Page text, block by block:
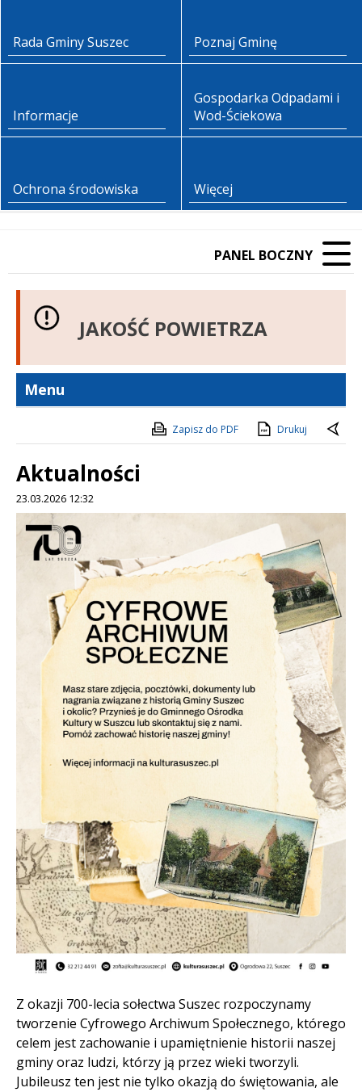
Rada Gminy Suszec Poznaj Gminę
Informacje
Gospodarka Odpadami i
Wod-Ściekowa
Ochrona środowiska Więcej
PANEL BOCZNY
JAKOŚĆ POWIETRZA
Menu
Zapisz do PDF Drukuj
Aktualności
23.03.2026 12:32
Treść
Z okazji 700-lecia sołectwa Suszec rozpoczynamy
tworzenie Cyfrowego Archiwum Społecznego, którego
celem jest zachowanie i upamiętnienie historii naszej
gminy oraz ludzi, którzy ją przez wieki tworzyli.
Jubileusz ten jest nie tylko okazją do świętowania, ale